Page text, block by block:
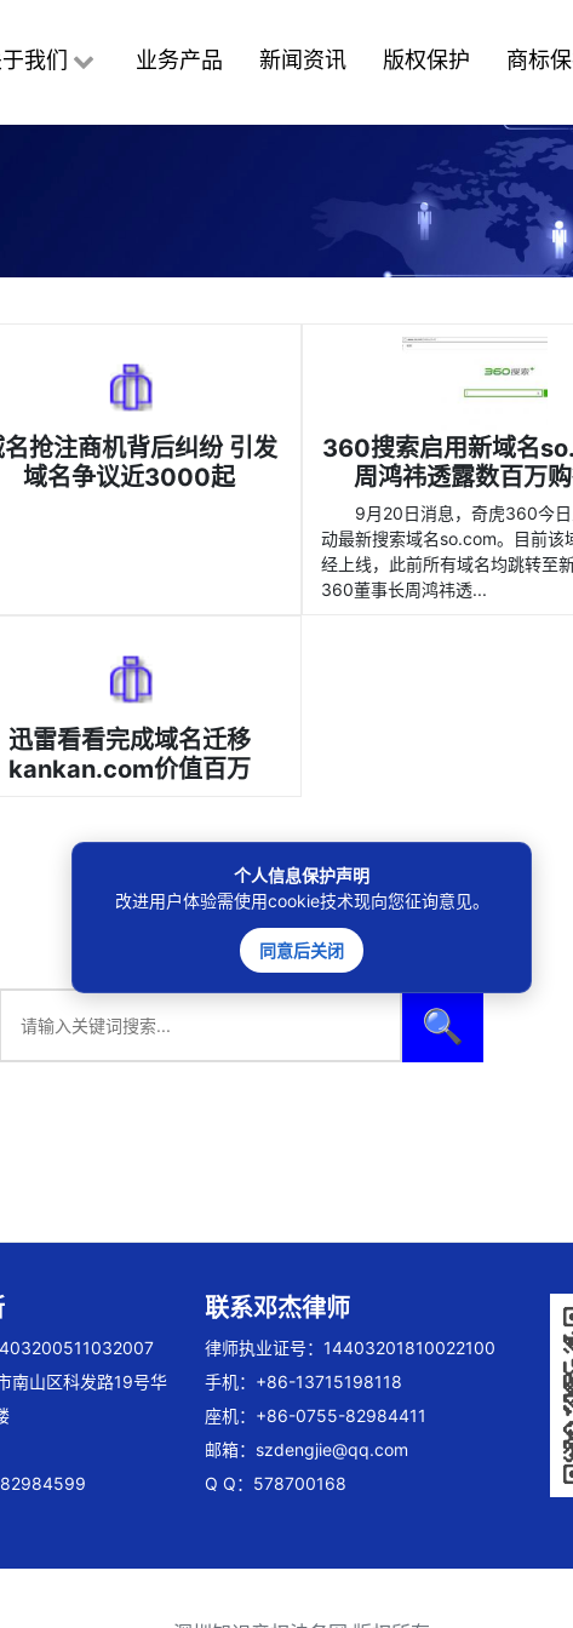
我们 业务产品 新闻资讯 版权保护 商标
抢注商机背后纠纷 引发
域名争议近3000起
360搜索启用新域名
周鸿祎透露数百万
9月20日消息，奇虎360今
动最新搜索域名so.com。目前该
经上线，此前所有域名均跳转至
360董事长周鸿祎透...
迅雷看看完成域名迁移
kankan.com价值百万
🔍
南山区科发路19号华
联系邓杰律师
律师执业证号：14403201810022100
手机：+86-13715198118
座机：+86-0755-82984411
邮箱： szdengjie@qq.com
Q Q：578700168
个人信息保护声明
改进用户体验需使用cookie技术现向您征询意见。
同意后关闭